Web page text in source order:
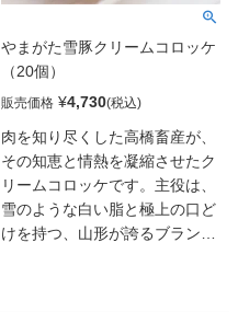
いため、小さなお子様からご年
配の方まで、ご家族皆様で安心
してお召し上がりいただけま
す。外はサクッと、中はふっく
ひかり」の極上の味わいを、ぜ
ひご家庭でご体験ください。
やまがた雪豚クリームコロッケ
（20個）
販売価格 ¥4,730
肉を知り尽くした高橋畜産が、
その知恵と情熱を凝縮させたク
リームコロッケです。主役は、
雪のような白い脂と極上の口ど
けを持つ、山形が誇るブランド